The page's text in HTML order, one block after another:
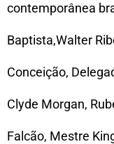
contemporânea
Baptista,Walter
Conceição,
Clyde Morgan,
Falcão, Mestre